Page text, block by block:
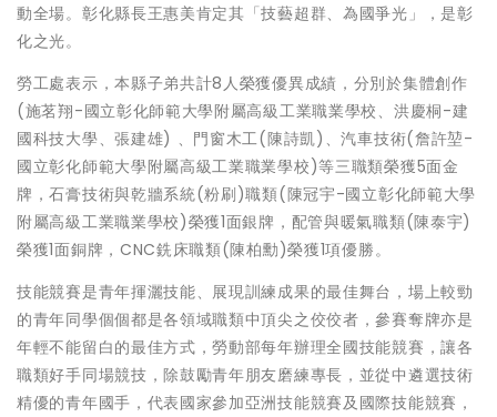
動全場。彰化縣長王惠美肯定其「技藝超群、為國爭光」，是彰
化之光。
勞工處表示，本縣子弟共計8人榮獲優異成績，分別於集體創作
(施茗翔-國立彰化師範大學附屬高級工業職業學校、洪慶桐-建
國科技大學、張建雄) 、門窗木工(陳詩凱)、汽車技術(詹許堃-
國立彰化師範大學附屬高級工業職業學校)等三職類榮獲5面金
牌，石膏技術與乾牆系統(粉刷)職類(陳冠宇-國立彰化師範大學
附屬高級工業職業學校)榮獲1面銀牌，配管與暖氣職類(陳泰宇)
榮獲1面銅牌，CNC銑床職類(陳柏勳)榮獲1項優勝。
技能競賽是青年揮灑技能、展現訓練成果的最佳舞台，場上較勁
的青年同學個個都是各領域職類中頂尖之佼佼者，參賽奪牌亦是
年輕不能留白的最佳方式，勞動部每年辦理全國技能競賽，讓各
職類好手同場競技，除鼓勵青年朋友磨練專長，並從中遴選技術
精優的青年國手，代表國家參加亞洲技能競賽及國際技能競賽，